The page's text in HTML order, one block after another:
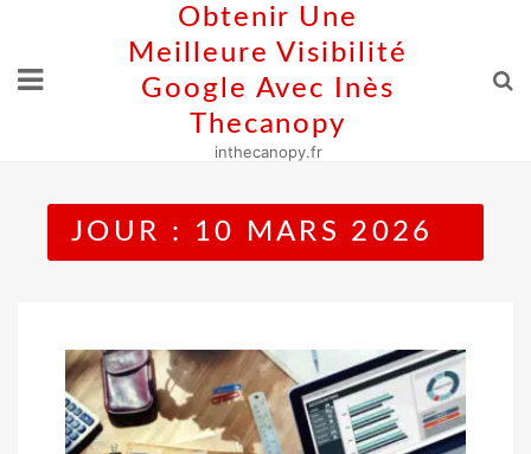
content
Obtenir Une
Meilleure Visibilité
Google Avec Inès
Thecanopy
inthecanopy.fr
JOUR : 10 MARS 2026